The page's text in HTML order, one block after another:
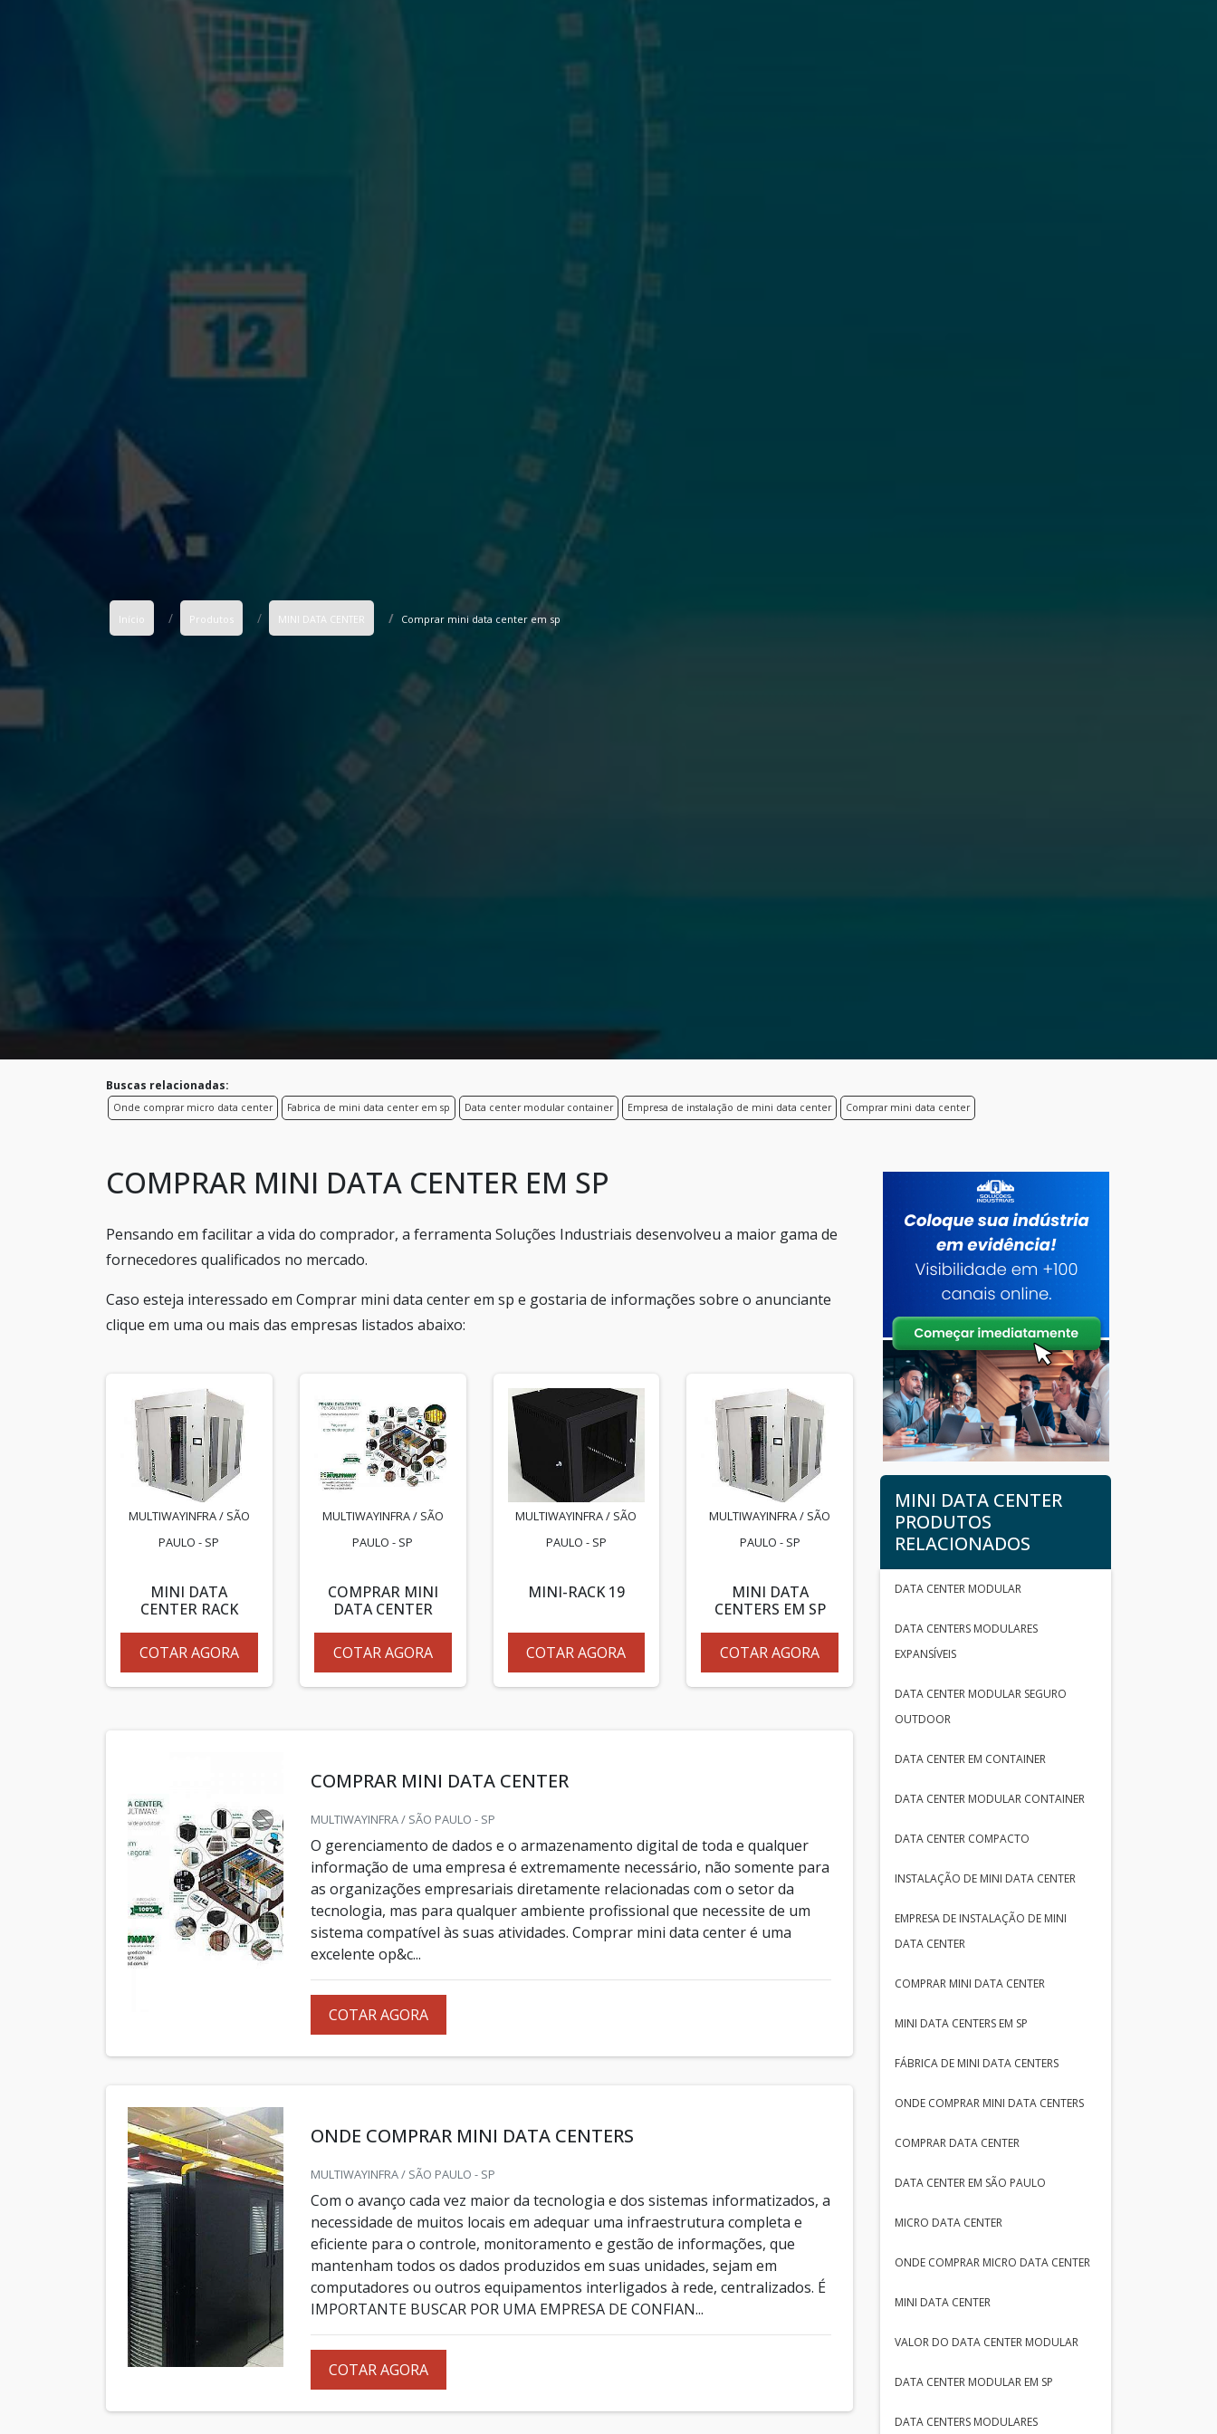
Início Produtos MINI DATA CENTER Comprar mini data center em sp
Buscas relacionadas:
Onde comprar micro data center Fabrica de mini data center em sp Data center modular container Empresa de instalação de mini data center Comprar mini data center
COMPRAR MINI DATA CENTER EM SP
Pensando em facilitar a vida do comprador, a ferramenta Soluções Industriais desenvolveu a maior gama de
fornecedores qualificados no mercado.
Caso esteja interessado em Comprar mini data center em sp e gostaria de informações sobre o anunciante
clique em uma ou mais das empresas listados abaixo:
MULTIWAYINFRA / SÃO
PAULO - SP
MINI DATA
CENTER RACK
COTAR AGORA
MULTIWAYINFRA / SÃO
PAULO - SP
COMPRAR MINI
DATA CENTER
COTAR AGORA
MULTIWAYINFRA / SÃO
PAULO - SP
MINI-RACK 19
COTAR AGORA
MULTIWAYINFRA / SÃO
PAULO - SP
MINI DATA
CENTERS EM SP
COTAR AGORA
COMPRAR MINI DATA CENTER
MULTIWAYINFRA / SÃO PAULO - SP
O gerenciamento de dados e o armazenamento digital de toda e qualquer
informação de uma empresa é extremamente necessário, não somente para
as organizações empresariais diretamente relacionadas com o setor da
tecnologia, mas para qualquer ambiente profissional que necessite de um
sistema compatível às suas atividades. Comprar mini data center é uma
excelente op&c...
COTAR AGORA
ONDE COMPRAR MINI DATA CENTERS
MULTIWAYINFRA / SÃO PAULO - SP
Com o avanço cada vez maior da tecnologia e dos sistemas informatizados, a
necessidade de muitos locais em adequar uma infraestrutura completa e
eficiente para o controle, monitoramento e gestão de informações, que
mantenham todos os dados produzidos em suas unidades, sejam em
computadores ou outros equipamentos interligados à rede, centralizados. É
IMPORTANTE BUSCAR POR UMA EMPRESA DE CONFIAN...
COTAR AGORA
MINI DATA CENTER
PRODUTOS
RELACIONADOS
DATA CENTER MODULAR
DATA CENTERS MODULARES
EXPANSÍVEIS
DATA CENTER MODULAR SEGURO
OUTDOOR
DATA CENTER EM CONTAINER
DATA CENTER MODULAR CONTAINER
DATA CENTER COMPACTO
INSTALAÇÃO DE MINI DATA CENTER
EMPRESA DE INSTALAÇÃO DE MINI
DATA CENTER
COMPRAR MINI DATA CENTER
MINI DATA CENTERS EM SP
FÁBRICA DE MINI DATA CENTERS
ONDE COMPRAR MINI DATA CENTERS
COMPRAR DATA CENTER
DATA CENTER EM SÃO PAULO
MICRO DATA CENTER
ONDE COMPRAR MICRO DATA CENTER
MINI DATA CENTER
VALOR DO DATA CENTER MODULAR
DATA CENTER MODULAR EM SP
DATA CENTERS MODULARES